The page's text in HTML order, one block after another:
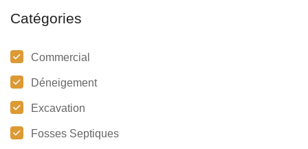
Catégories
Commercial
Déneigement
Excavation
Fosses Septiques